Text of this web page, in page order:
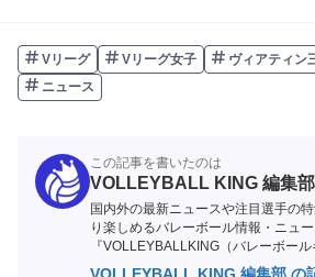
Vリーグ Vリーグ女子 ヴィアティン
ニュース
この記事を書いたのは
VOLLEYBALL KING 編集部
国内外の最新ニュースや注目選手の
り楽しめるバレーボール情報・ニュー
『VOLLEYBALLKING（バレーボー
VOLLEYBALL KING 編集部 の